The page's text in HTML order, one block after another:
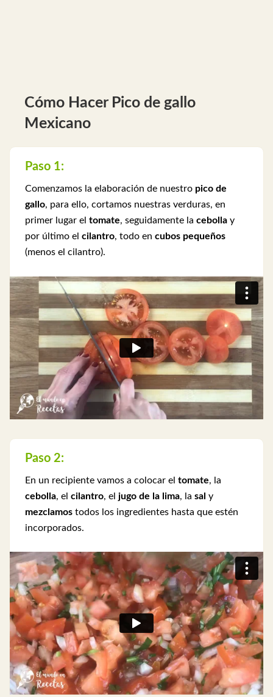
Cómo Hacer Pico de gallo
Mexicano
Paso 1:
Comenzamos la elaboración de nuestro pico de
gallo, para ello, cortamos nuestras verduras, en
primer lugar el tomate, seguidamente la cebolla y
por último el cilantro, todo en cubos pequeños
(menos el cilantro).
Paso 2:
En un recipiente vamos a colocar el tomate, la
cebolla, el cilantro, el jugo de la lima, la sal y
mezclamos todos los ingredientes hasta que estén
incorporados.